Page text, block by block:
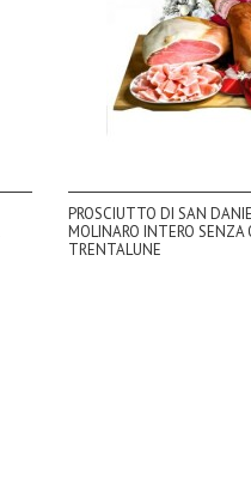
PROSCIUTTO DI SAN
MOLINARO INTERO SENZA
TRENTALUNE